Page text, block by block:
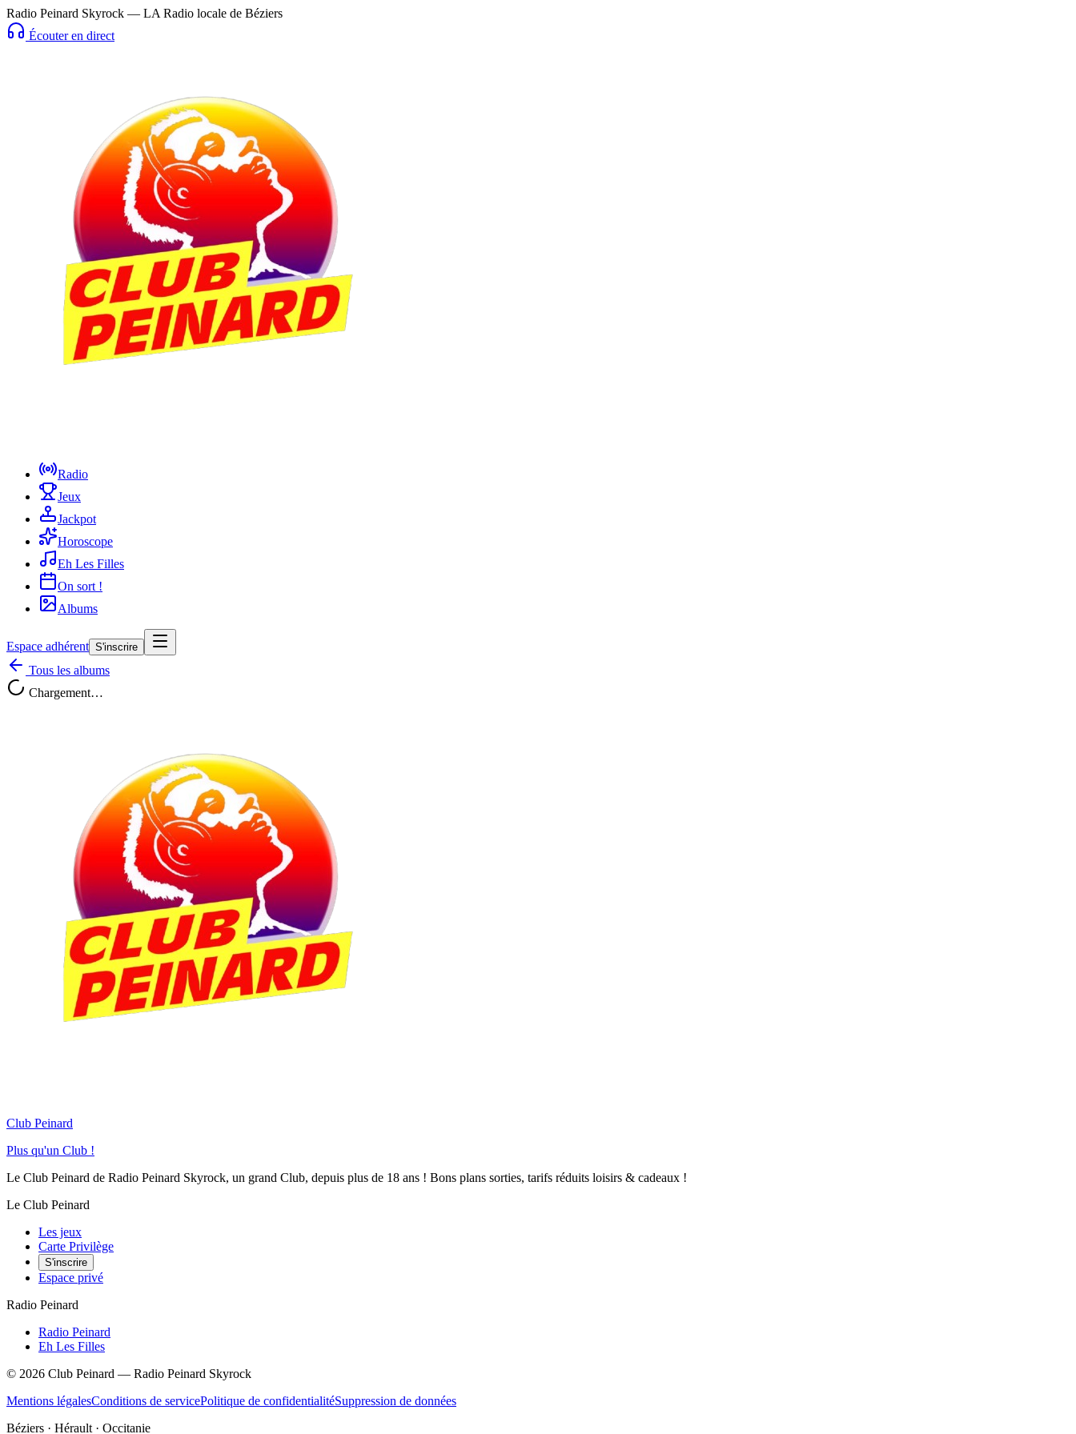
Radio Peinard Skyrock — LA Radio locale de Béziers
Écouter en direct
Radio
Jeux
Jackpot
Horoscope
Eh Les Filles
On sort !
Albums
Espace adhérent S'inscrire
Tous les albums
Chargement…
Club Peinard
Plus qu'un Club !
Le Club Peinard de Radio Peinard Skyrock, un grand Club, depuis plus de 18 ans ! Bons plans sorties, tarifs réduits loisirs & cadeaux !
Le Club Peinard
Les jeux
Carte Privilège
S'inscrire
Espace privé
Radio Peinard
Radio Peinard
Eh Les Filles
© 2026 Club Peinard — Radio Peinard Skyrock
Mentions légalesConditions de servicePolitique de confidentialitéSuppression de données
Béziers · Hérault · Occitanie